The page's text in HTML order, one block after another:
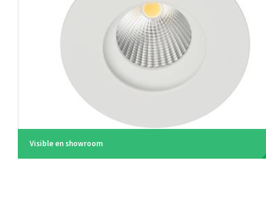
Visible en showroom